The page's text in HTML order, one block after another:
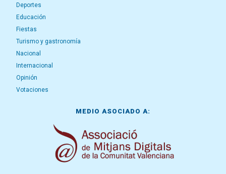
Deportes
Educación
Fiestas
Turismo y gastronomía
Nacional
Internacional
Opinión
Votaciones
MEDIO ASOCIADO A: